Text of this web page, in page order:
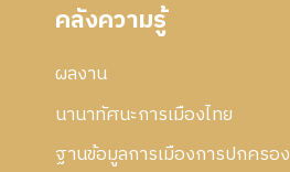
คลังความรู้
ผลงาน
นานาทัศนะการเมืองไทย
ฐานข้อมูลการเมืองการปกครอง